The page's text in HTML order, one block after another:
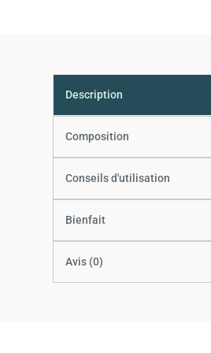
Bienfait
Conseils d'utilisation
Composition
Description
Avis (0)